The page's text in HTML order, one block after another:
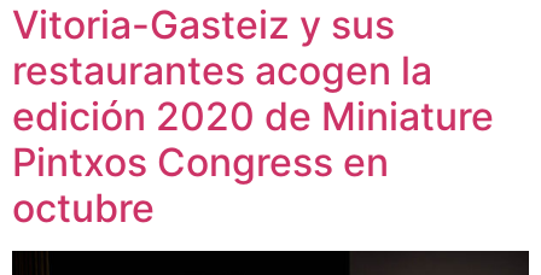
Vitoria-Gasteiz y sus
restaurantes acogen la
edición 2020 de Miniature
Pintxos Congress en
octubre